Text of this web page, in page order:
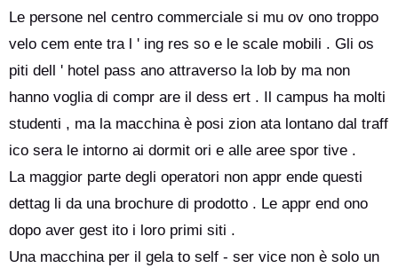
Le persone nel centro commerciale si mu ov ono troppo
velo cem ente tra l ' ing res so e le scale mobili . Gli os
piti dell ' hotel pass ano attraverso la lob by ma non
hanno voglia di compr are il dess ert . Il campus ha molti
studenti , ma la macchina è posi zion ata lontano dal traff
ico sera le intorno ai dormit ori e alle aree spor tive .
La maggior parte degli operatori non appr ende questi
dettag li da una brochure di prodotto . Le appr end ono
dopo aver gest ito i loro primi siti .
Una macchina per il gela to self - ser vice non è solo un